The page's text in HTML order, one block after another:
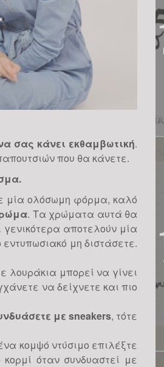
σας κάνει εκθαμβωτική.
που θα κάνετε.
μία ολόσωμη φόρμα, καλό
. Τα χρώματα αυτά θα
αποτελούν μία
μη διστάσετε.
μπορεί να γίνει
να δείχνετε και πιο
με sneakers, τότε
κομψό ντύσιμο επιλέξτε
όταν συνδυαστεί με